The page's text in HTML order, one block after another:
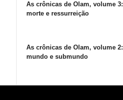
As crônicas de Olam, volume 3:
morte e ressurreição
As crônicas de Olam, volume 2:
mundo e submundo